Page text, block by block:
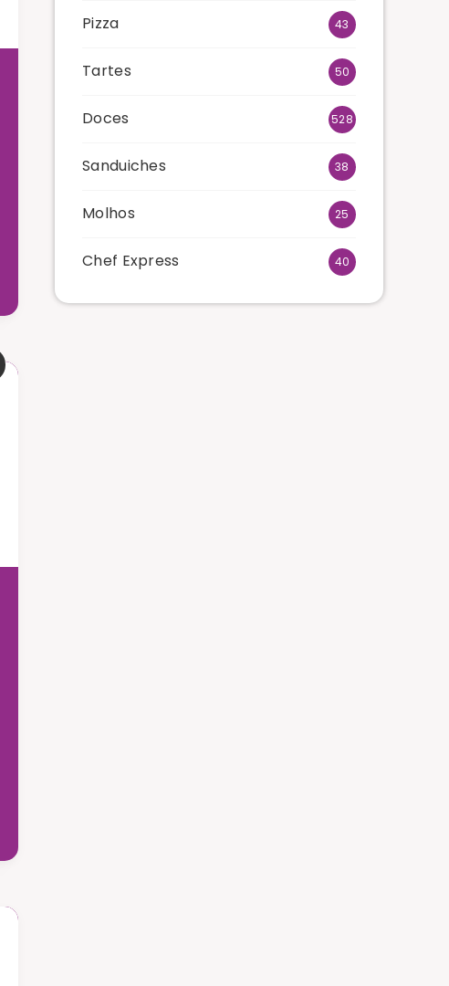
Pizza 43
Tartes 50
Doces 528
Sanduiches 38
Molhos 25
Chef Express 40